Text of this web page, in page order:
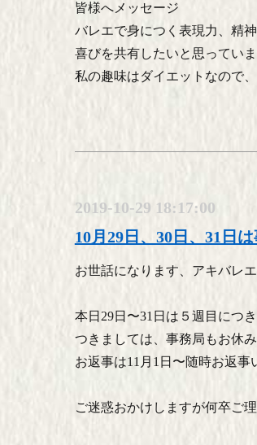
皆様へメッセージ
バレエで身につく表現力、精
喜びを共有したいと思っていま
私の趣味はダイエットなので
2019-10-29 18:17:00
10月29日、30日、31日
お世話になります、アキバレ
本日29日〜31日は５週目につ
つきましては、事務局もお休
お返事は11月1日〜随時お返事
ご迷惑おかけしますが何卒ご